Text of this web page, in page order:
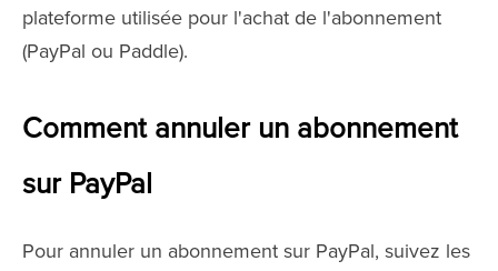
plateforme utilisée pour l'achat de l'abonnement
(PayPal ou Paddle).
Comment annuler un abonnement
sur PayPal
Pour annuler un abonnement sur PayPal, suivez les